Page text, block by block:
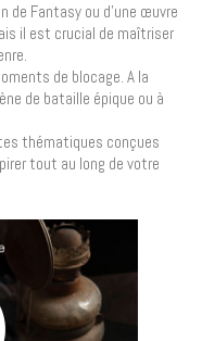
de Fantasy ou d’une œuvre
il est crucial de maîtriser
de blocage. A la
de bataille épique ou à
thématiques conçues
tout au long de votre